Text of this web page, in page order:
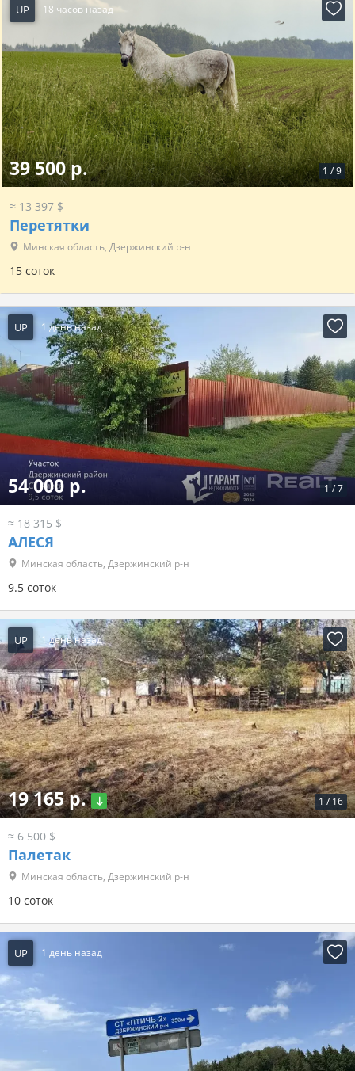
UP 18 часов назад
1 /9
39 500 р.
≈ 13 397 $
Перетятки
Минская область, Дзержинский р-н
15 соток
UP 1 день назад
1 /7
54 000 р.
≈ 18 315 $
АЛЕСЯ
Минская область, Дзержинский р-н
9.5 соток
UP 1 день назад
1 / 16
19 165 р.
≈ 6 500 $
Палетак
Минская область, Дзержинский р-н
10 соток
UP 1 день назад